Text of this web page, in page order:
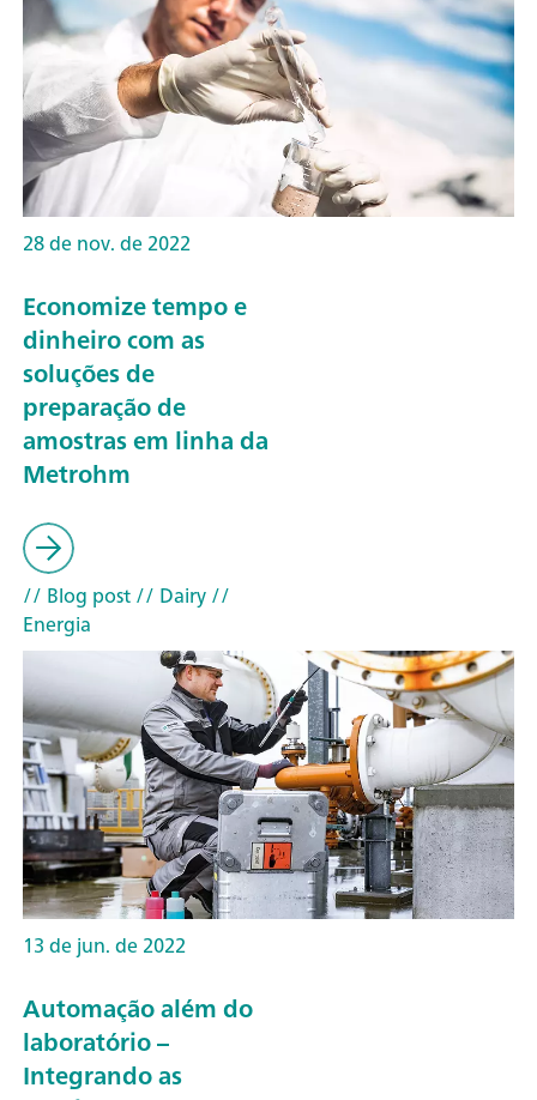
28 de nov. de 2022
Economize tempo e
dinheiro com as
soluções de
preparação de
amostras em linha da
Metrohm
// Blog post// Dairy//
Energia
13 de jun. de 2022
Automação além do
laboratório –
Integrando as